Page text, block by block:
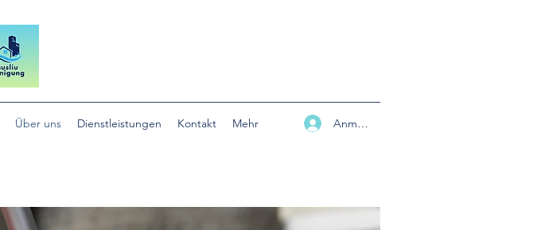
Über uns Dienstleistungen Kontakt Mehr Anmelden